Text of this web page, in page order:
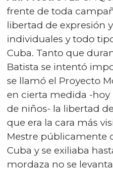
frente de toda
libertad de expresión
individuales y todo
Cuba. Tanto que
Batista se intentó
se llamó el Proyecto
en cierta medida -
de niños- la libertad
que era la cara más
Mestre públicamente
Cuba y se exiliaba
mordaza no se